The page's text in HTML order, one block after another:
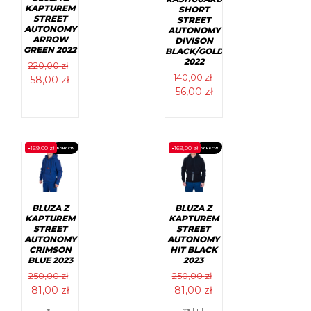
produktu
produktu
KAPTUREM
STREET
AUTONOMY
ARROW
GREEN 2022
220,00zł
Pierwotna
58,00 złAktualna
wiele
wariantów.
Opcje
można
wybrać
na
stronie
produktu
SHORT
STREET
AUTONOMY
DIVISON
BLACK/GOLD
2022
140,00zł
Pierwotna
56,00 złAktualna
ma
wiele
wariantów.
Opcje
można
wybrać
na
stronie
produktu
PROMOCJA!
-169,00 zł
BLUZA Z
KAPTUREM
STREET
AUTONOMY
CRIMSON
BLUE 2023
250,00zł
Pierwotna
81,00 złAktualna
Ten
PROMOCJA!
-169,00 zł
BLUZA Z
KAPTUREM
STREET
AUTONOMY
HIT BLACK
2023
250,00zł
Pierwotna
81,00 złAktualna
Ten